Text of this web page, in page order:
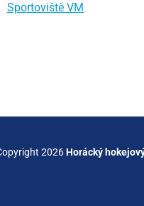
Sportoviště VM
2026Horácký